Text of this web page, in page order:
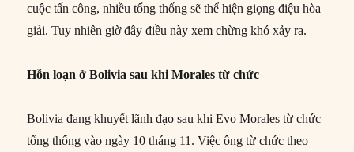
cuộc tấn công, nhiều tổng thống sẽ thể hiện giọng điệu hòa
giải. Tuy nhiên giờ đây điều này xem chừng khó xảy ra.
Hỗn loạn ở Bolivia sau khi Morales từ chức
Bolivia đang khuyết lãnh đạo sau khi Evo Morales từ chức
tổng thống vào ngày 10 tháng 11. Việc ông từ chức theo